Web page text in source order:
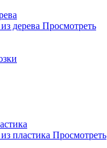
дерева Просмотреть
пластика Просмотреть